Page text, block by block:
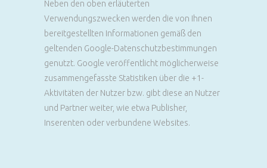
Neben den oben erläuterten
Verwendungszwecken werden die von Ihnen
bereitgestellten Informationen gemäß den
geltenden Google-Datenschutzbestimmungen
genutzt. Google veröffentlicht möglicherweise
zusammengefasste Statistiken über die +1-
Aktivitäten der Nutzer bzw. gibt diese an Nutzer
und Partner weiter, wie etwa Publisher,
Inserenten oder verbundene Websites.